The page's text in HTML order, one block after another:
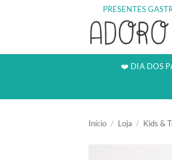
PRESENTES
❤️ DIA DOS
Início / Loja / Kids &